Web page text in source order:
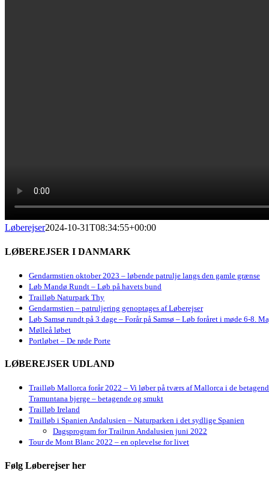
Løberejser2024-10-31T08:34:55+00:00
LØBEREJSER I DANMARK
Gendarmstien oktober 2023 – løbende patrulje langs den gamle grænse
Løb Mandø Rundt – Løb på havets bund
Trailløb Naturpark Thy
Gendarmstien – patruljering genoptages af Løberejser
Løb Samsø rundt på 3 dage – Forår på Samsø – Løb foråret i møde 6-8.
Mølleå løbet
Portløbet – De røde Porte
LØBEREJSER UDLAND
Trailløb Mallorca forår 2022 – Vi løber på tværs af Mallorca i de
Tramuntana bjerge – betagende og smukt
Trailløb Ireland
Trailløb i Spanien Andalusien – Naturparken i det sydlige Spanien
Dagsprogram for Trailrun Andalusien juni 2022
Tour de Mont Blanc 2022 – en oplevelse for livet
Følg Løberejser her